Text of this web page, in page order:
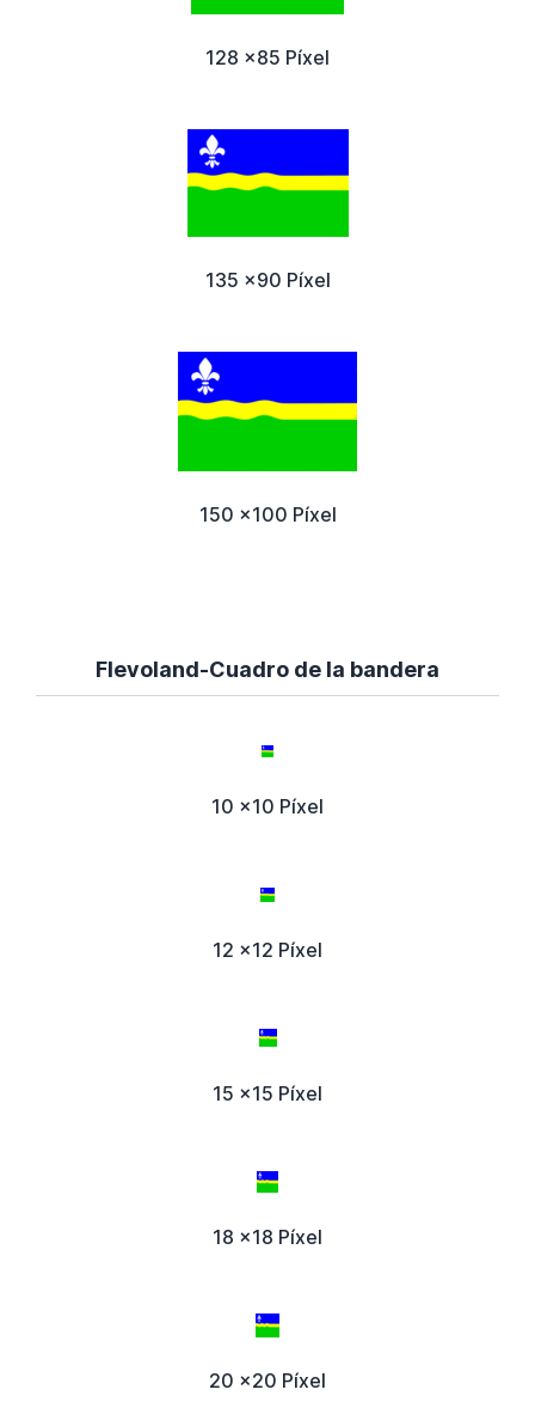
128 x85 Píxel
135 x90 Píxel
150 x100 Píxel
Flevoland-Cuadro de la bandera
10 x10 Píxel
12 x12 Píxel
15 x15 Píxel
18 x18 Píxel
20 x20 Píxel